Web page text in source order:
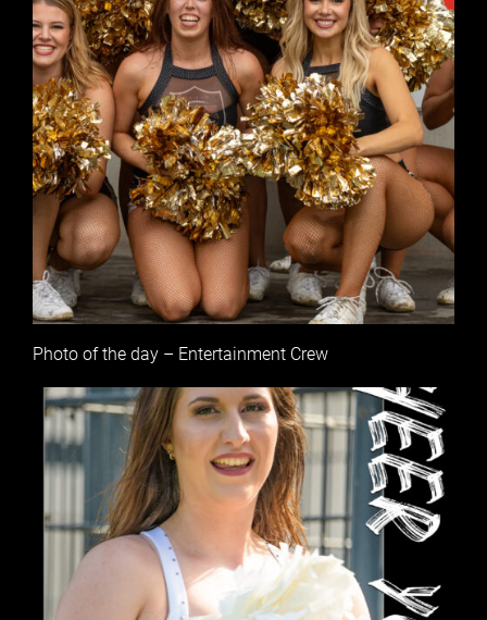
Photo of the day – Entertainment Crew